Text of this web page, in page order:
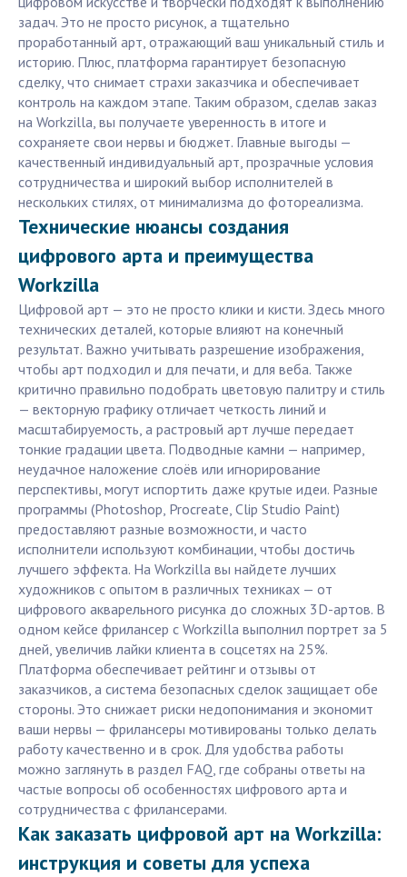
задач. Это не просто рисунок, а тщательно
проработанный арт, отражающий ваш уникальный стиль и
историю. Плюс, платформа гарантирует безопасную
сделку, что снимает страхи заказчика и обеспечивает
контроль на каждом этапе. Таким образом, сделав заказ
на Workzilla, вы получаете уверенность в итоге и
сохраняете свои нервы и бюджет. Главные выгоды —
качественный индивидуальный арт, прозрачные условия
сотрудничества и широкий выбор исполнителей в
нескольких стилях, от минимализма до фотореализма.
Технические нюансы создания
цифрового арта и преимущества
Workzilla
Цифровой арт — это не просто клики и кисти. Здесь много
технических деталей, которые влияют на конечный
результат. Важно учитывать разрешение изображения,
чтобы арт подходил и для печати, и для веба. Также
критично правильно подобрать цветовую палитру и стиль
— векторную графику отличает четкость линий и
масштабируемость, а растровый арт лучше передает
тонкие градации цвета. Подводные камни — например,
неудачное наложение слоёв или игнорирование
перспективы, могут испортить даже крутые идеи. Разные
программы (Photoshop, Procreate, Clip Studio Paint)
предоставляют разные возможности, и часто
исполнители используют комбинации, чтобы достичь
лучшего эффекта. На Workzilla вы найдете лучших
художников с опытом в различных техниках — от
цифрового акварельного рисунка до сложных 3D-артов. В
одном кейсе фрилансер с Workzilla выполнил портрет за 5
дней, увеличив лайки клиента в соцсетях на 25%.
Платформа обеспечивает рейтинг и отзывы от
заказчиков, а система безопасных сделок защищает обе
стороны. Это снижает риски недопонимания и экономит
ваши нервы — фрилансеры мотивированы только делать
работу качественно и в срок. Для удобства работы
можно заглянуть в раздел FAQ, где собраны ответы на
частые вопросы об особенностях цифрового арта и
сотрудничества с фрилансерами.
Как заказать цифровой арт на Workzilla:
инструкция и советы для успеха